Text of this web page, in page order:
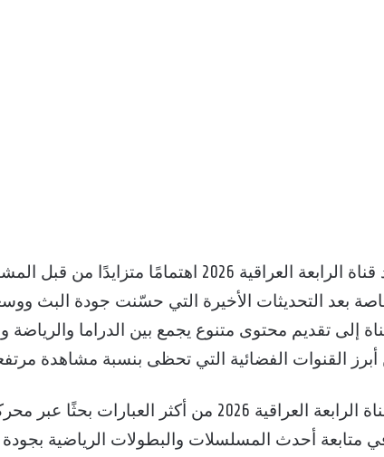
يشهد تردد قناة الرابعة العراقية 2026 اهتمامًا
بعد التحديثات الأخيرة التي حسّنت جودة البث
إلى تقديم محتوى متنوع يجمع بين الدراما والرياضة
القنوات الفضائية التي تحظى بنسبة مشاهدة
يُعد تردد قناة الرابعة العراقية 2026 من أكثر
متابعة أحدث المسلسلات والبطولات الرياضية